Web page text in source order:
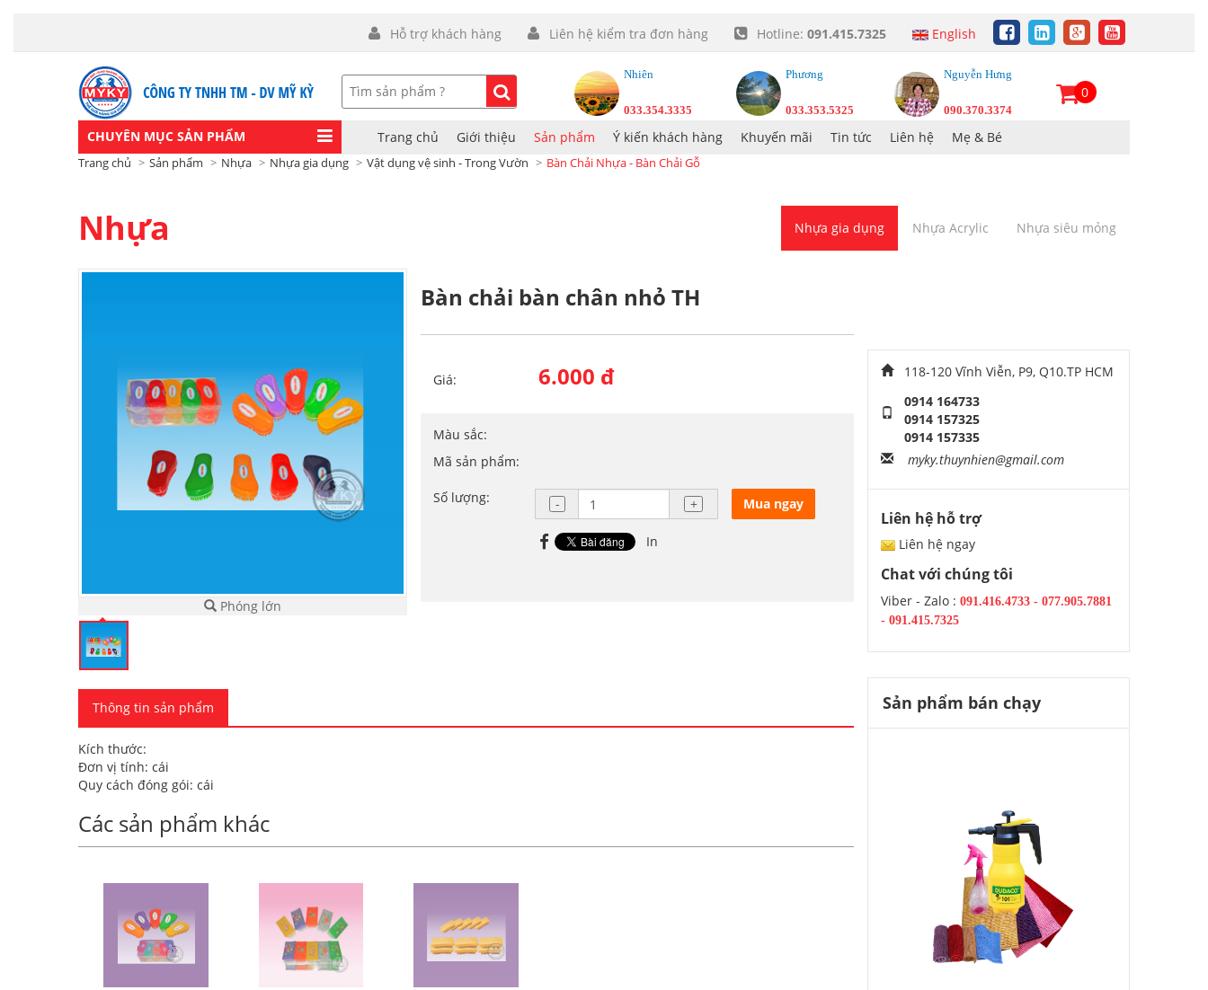
Hỗ trợ khách hàng Liên hệ kiểm tra đơn hàng Hotline: 091.415.7325 English
Nhiên
033.354.3335
Phương
033.353.5325
Nguyễn Hưng
090.370.3374
0
CHUYÊN MỤC SẢN PHẨM Trang chủ Giới thiệu Sản phẩm Ý kiến khách hàng Khuyến mãi Tin tức Liên hệ Mẹ & Bé
Trang chủ Sản phẩm Nhựa Nhựa gia dụng Vật dụng vệ sinh - Trong Vườn Bàn Chải Nhựa - Bàn Chải Gỗ
Nhựa Nhựa gia dụng Nhựa Acrylic Nhựa siêu mỏng
Phóng lớn
Bàn chải bàn chân nhỏ TH
Giá: 6.000 đ
Màu sắc:
Mã sản phẩm:
Số lượng: Mua ngay
In
Thông tin sản phẩm
Kích thước:
Đơn vị tính: cái
Quy cách đóng gói: cái
Các sản phẩm khác
118-120 Vĩnh Viễn, P9, Q10.TP HCM
0914 164733
0914 157325
0914 157335
myky.thuynhien@gmail.com
Liên hệ hỗ trợ
Liên hệ ngay
Chat với chúng tôi
Viber - Zalo : 091.416.4733- 077.905.7881
- 091.415.7325
Sản phẩm bán chạy